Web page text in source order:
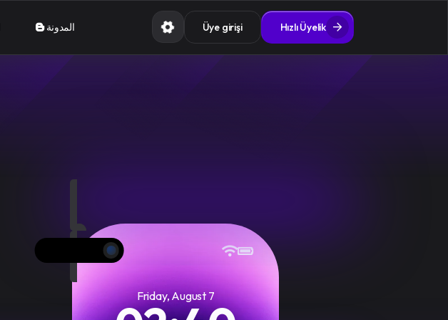
المدونة Üye girişi Hızlı Üyelik
Friday, August 7